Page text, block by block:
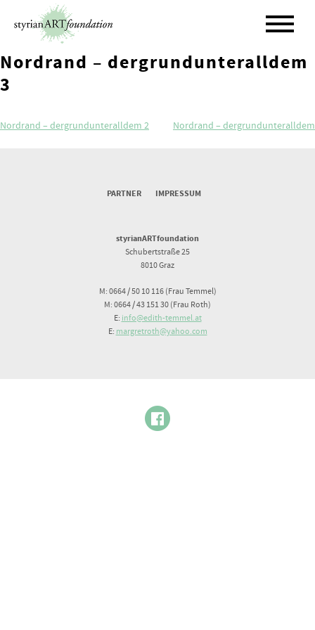
Nordrand – dergrundunteralldem
3
Beitragsnavigation
Nordrand – dergrundunteralldem 2 Nordrand – dergrundunteralldem
PARTNER IMPRESSUM
styrianARTfoundation
Schubertstraße 25
8010 Graz
M: 0664 / 50 10 116 (Frau Temmel)
M: 0664 / 43 151 30 (Frau Roth)
E: info@edith-temmel.at
E: margretroth@yahoo.com